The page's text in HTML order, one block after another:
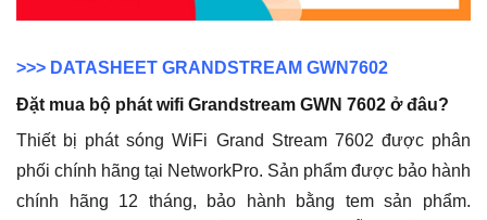
>>> DATASHEET GRANDSTREAM GWN7602
Đặt mua bộ phát wifi Grandstream GWN 7602 ở đâu?
Thiết bị phát sóng WiFi Grand Stream 7602 được phân
phối chính hãng tại NetworkPro. Sản phẩm được bảo hành
chính hãng 12 tháng, bảo hành bằng tem sản phẩm.